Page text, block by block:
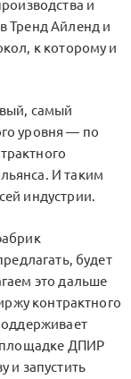
и
Тренд Айленд и
к которому и
самый
уровня — по
И таким
индустрии.
будет
это дальше
контрактного
площадке ДПИР
и запустить